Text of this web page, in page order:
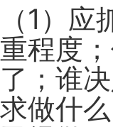
（1）
重程度
了；谁
求做什